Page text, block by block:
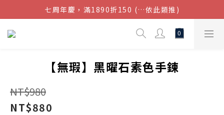
結帳金額滿$1080超取免運
七周年慶，滿1890折150 (…依此類推)
點我加入官方LINE帳號，獲得50元現金券
【無瑕】黑曜石素色手鍊
NT$980
NT$880